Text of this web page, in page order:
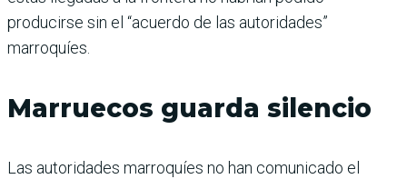
producirse sin el “acuerdo de las autoridades”
marroquíes.
Marruecos guarda silencio
Las autoridades marroquíes no han comunicado el